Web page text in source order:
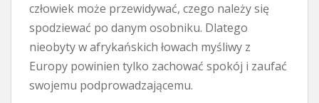
człowiek może przewidywać, czego należy się
spodziewać po danym osobniku. Dlatego
nieobyty w afrykańskich łowach myśliwy z
Europy powinien tylko zachować spokój i zaufać
swojemu podprowadzającemu.